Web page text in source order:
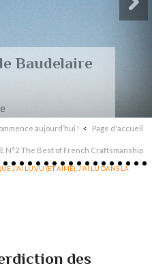
Baudelaire
aujourd’hui ! Page d'accueil
N°2 The Best of French Craftsmanship
J'AI LU,VU (ET AIMÉ) ,J'AI LU DANS LA
des